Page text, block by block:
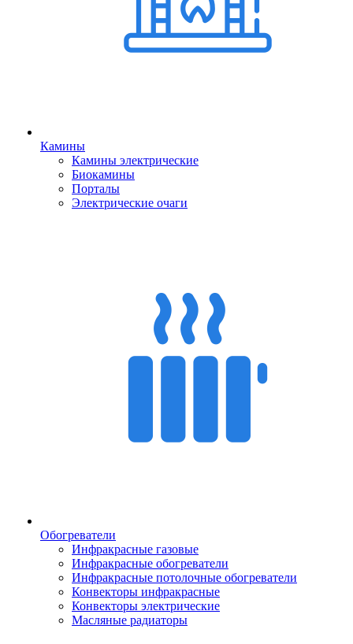
Камины
Камины электрические
Биокамины
Порталы
Электрические очаги
Обогреватели
Инфракрасные газовые
Инфракрасные обогреватели
Инфракрасные потолочные обогреватели
Конвекторы инфракрасные
Конвекторы электрические
Масляные радиаторы